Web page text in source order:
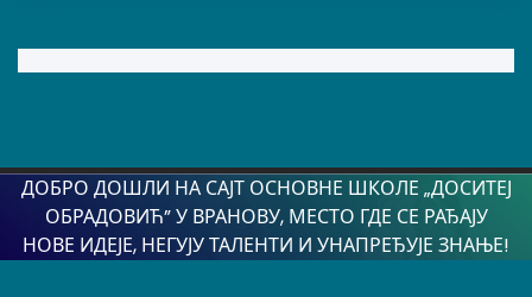
ДОБРО ДОШЛИ НА САЈТ ОСНОВНЕ ШКОЛЕ „ДОСИТЕЈ
ОБРАДОВИЋ” У ВРАНОВУ, МЕСТО ГДЕ СЕ РАЂАЈУ
НОВЕ ИДЕЈЕ, НЕГУЈУ ТАЛЕНТИ И УНАПРЕЂУЈЕ ЗНАЊЕ!